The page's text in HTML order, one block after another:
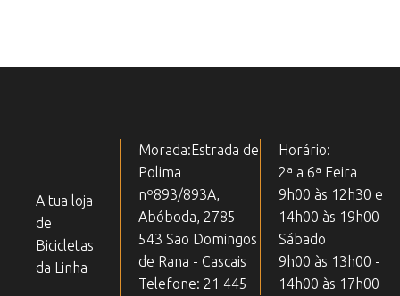
A tua loja
de
Bicicletas
da Linha
Horário:
2ª a 6ª Feira
9h00 às 12h30 e
14h00 às 19h00
Sábado
9h00 às 13h00 -
14h00 às 17h00
Morada:Estrada de
Polima
nº893/893A,
Abóboda, 2785-
543 São Domingos
de Rana - Cascais
Telefone: 21 445